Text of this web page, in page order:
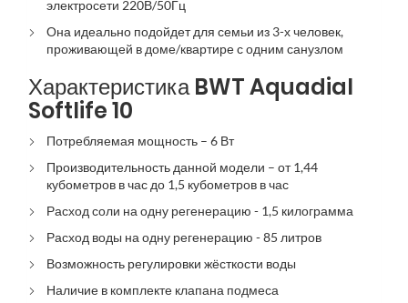
электросети 220В/50Гц
Она идеально подойдет для семьи из 3-х человек,
проживающей в доме/квартире с одним санузлом
Характеристика BWT Aquadial
Softlife 10
Потребляемая мощность – 6 Вт
Производительность данной модели – от 1,44
кубометров в час до 1,5 кубометров в час
Расход соли на одну регенерацию - 1,5 килограмма
Расход воды на одну регенерацию - 85 литров
Возможность регулировки жёсткости воды
Наличие в комплекте клапана подмеса